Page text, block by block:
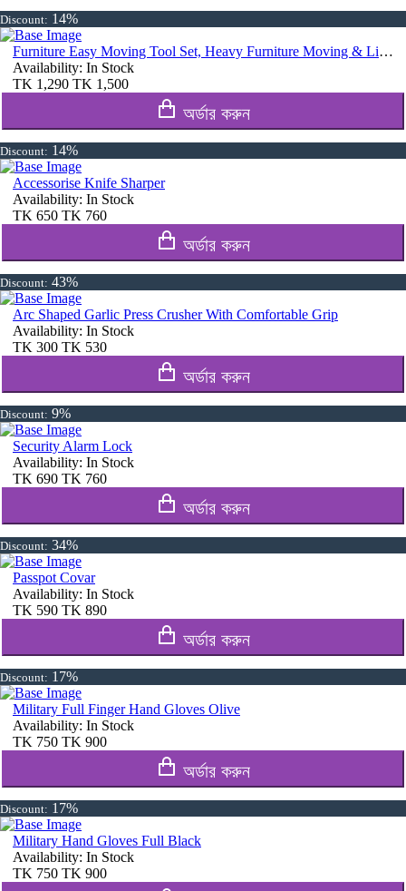
Discount: 14%
Furniture Easy Moving Tool Set, Heavy Furniture Moving & Lifting System
Availability: In Stock
TK 1,290 TK 1,500
অর্ডার করুন
Discount: 14%
Accessorise Knife Sharper
Availability: In Stock
TK 650 TK 760
অর্ডার করুন
Discount: 43%
Arc Shaped Garlic Press Crusher With Comfortable Grip
Availability: In Stock
TK 300 TK 530
অর্ডার করুন
Discount: 9%
Security Alarm Lock
Availability: In Stock
TK 690 TK 760
অর্ডার করুন
Discount: 34%
Passpot Covar
Availability: In Stock
TK 590 TK 890
অর্ডার করুন
Discount: 17%
Military Full Finger Hand Gloves Olive
Availability: In Stock
TK 750 TK 900
অর্ডার করুন
Discount: 17%
Military Hand Gloves Full Black
Availability: In Stock
TK 750 TK 900